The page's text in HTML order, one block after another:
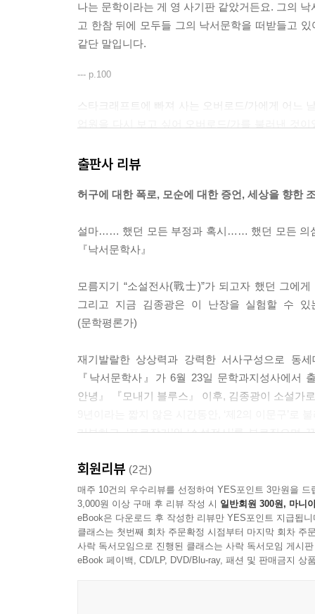
나는 문학이라는 게 영 사기판 같았거든요. 그의
고 한참 뒤에 모두들 그의 낙서문학을 떠받들고
같단 말입니다.
--- p.100
스타크래프트에 빠져 사는 오버로드/가에게 어느
종업원들 속에서 고초를 겪으면서도 머릿속으로
드/가는 최후의 꼼수를 썼다. 그 어떠한 말로도 설
해버린 것이다. 처음부터 다시 시작하도록. 패배
--- p.299
출판사 리뷰
허구에 대한 폭로, 모순에 대한 증언, 세상을 향한
설마…… 했던 모든 부정과 혹시…… 했던 모든 의
『낙서문학사』
모름지기 “소설전사(戰士)”가 되고자 했던 그에
그리고 지금 김종광은 이 난장을 실험할 수
(문학평론가)
재기발랄한 상상력과 강력한 서사구성으로 동
『낙서문학사』가 6월 23일 문학과지성사에서
안녕』 『모내기 블루스』 이후, 김종광이 소설가
거부하고, ‘프로작가’와 ‘소설전사’를 부르짖으
표제작은 일종의 연작소설로 이루어진 「낙서문
비판적으로 접근하고 있는 전무후무한 소설”(문학
이 작품은 전작 『모내기 블루스』에 실린 「언론
문학과 문학을 둘러싼 여러 구조에 대한 작가의
하나의 이야기로 완성시켜나감으로써 “심층적인
회원리뷰 (2건)
매주 10건의 우수리뷰를 선정하여 YES포인트 3만원을 드
3,000원 이상 구매 후 리뷰 작성 시 일반회원 300원, 마니
eBook은 다운로드 후 작성한 리뷰만 YES포인트 지급됩니
클래스는 첫번째 회차 주문확정 시점부터 마지막 회차 주
사락 독서모임으로 진행된 클래스는 사락 독서모임 게시
eBook 페이백, CD/LP, DVD/Blu-ray, 패션 및 판매금지 상